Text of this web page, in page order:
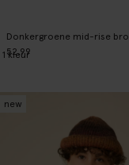
Donkergroene mid-rise
52.99
1 kleur
new